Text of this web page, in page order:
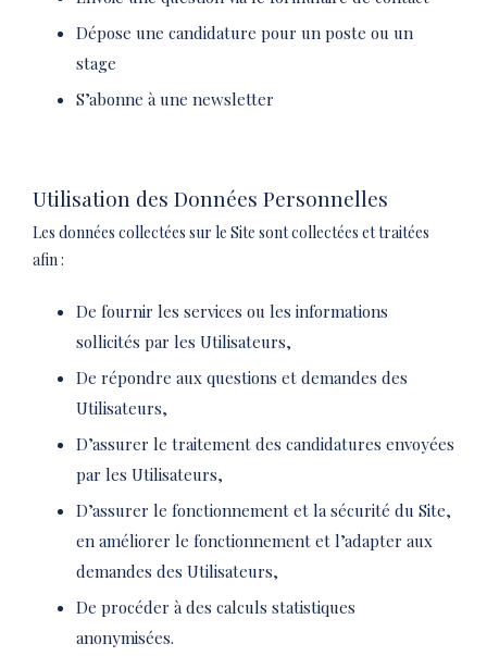
Dépose une candidature pour un poste ou un
stage
S’abonne à une newsletter
Utilisation des Données Personnelles
Les données collectées sur le Site sont collectées et traitées
afin :
De fournir les services ou les informations
sollicités par les Utilisateurs,
De répondre aux questions et demandes des
Utilisateurs,
D’assurer le traitement des candidatures envoyées
par les Utilisateurs,
D’assurer le fonctionnement et la sécurité du Site,
en améliorer le fonctionnement et l’adapter aux
demandes des Utilisateurs,
De procéder à des calculs statistiques
anonymisées.